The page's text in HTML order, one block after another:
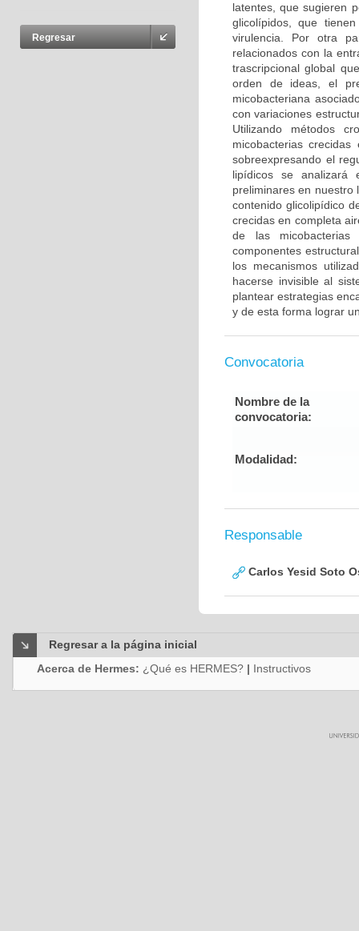
Regresar
latentes, que sugieren
glicolípidos, que
virulencia. Por otra
relacionados con la
trascripcional global
orden de ideas, el
micobacteriana
con variaciones
Utilizando métodos
micobacterias
sobreexpresando el
lipídicos se analizará
preliminares en nuestro
contenido glicolipídico
crecidas en completa
de las micobacterias
componentes
los mecanismos
hacerse invisible al
plantear estrategias
y de esta forma lograr
Convocatoria
Nombre de la
convocatoria:
Modalidad:
Responsable
Carlos Yesid Soto
Regresar a la página inicial
Acerca de Hermes: ¿Qué es HERMES? | Instructivos